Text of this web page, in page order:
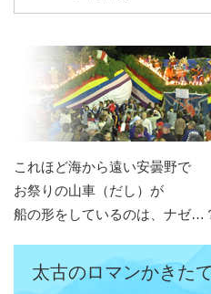
これほど海から遠い安曇野で
お祭りの山車（だし）が
船の形をしているのは、ナゼ…
太古のロマンかきた